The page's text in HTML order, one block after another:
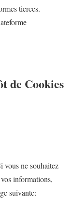
tierces.
de Cookies
ne souhaitez
informations,
suivante: